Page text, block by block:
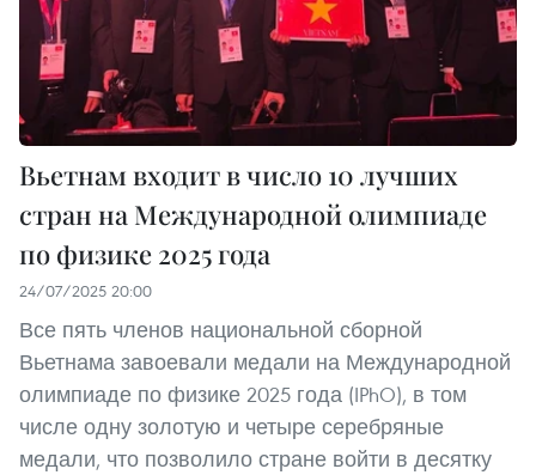
Вьетнам входит в число 10 лучших
стран на Международной олимпиаде
по физике 2025 года
24/07/2025 20:00
Все пять членов национальной сборной
Вьетнама завоевали медали на Международной
олимпиаде по физике 2025 года (IPhO), в том
числе одну золотую и четыре серебряные
медали, что позволило стране войти в десятку